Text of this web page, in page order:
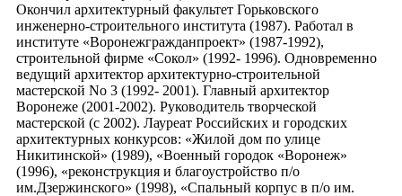
Окончил архитектурный факультет Горьковского
инженерно-строительного института (1987). Работал в
институте «Воронежгражданпроект» (1987-1992),
строительной фирме «Сокол» (1992- 1996). Одновременно
ведущий архитектор архитектурно-строительной
мастерской No 3 (1992- 2001). Главный архитектор
Воронеже (2001-2002). Руководитель творческой
мастерской (с 2002). Лауреат Российских и городских
архитектурных конкурсов: «Жилой дом по улице
Никитинской» (1989), «Военный городок «Воронеж»
(1996), «реконструкция и благоустройство п/о
им.Дзержинского» (1998), «Спальный корпус в п/о им.